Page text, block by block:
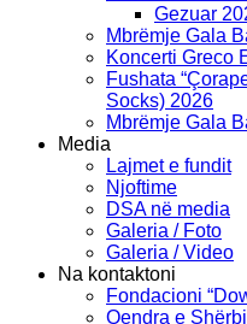
Gezuar
Mbrëmje Gala
Koncerti Greco
Fushata
Socks) 2026
Mbrëmje Gala
Media
Lajmet e fundit
Njoftime
DSA në media
Galeria / Foto
Galeria / Video
Na kontaktoni
Fondacioni
Qendra e